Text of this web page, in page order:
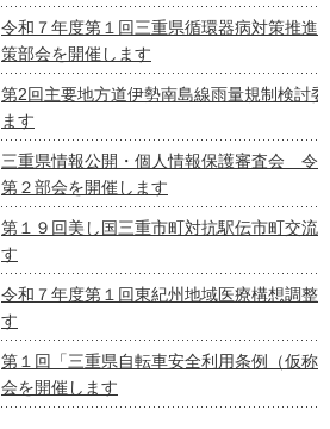
令和７年度第１回三重県循環器病対策推進
策部会を開催します
第2回主要地方道伊勢南島線雨量規制検討
ます
三重県情報公開・個人情報保護審査会 令
第２部会を開催します
第１９回美し国三重市町対抗駅伝市町交流
す
令和７年度第１回東紀州地域医療構想調整
す
第１回「三重県自転車安全利用条例（仮称
会を開催します